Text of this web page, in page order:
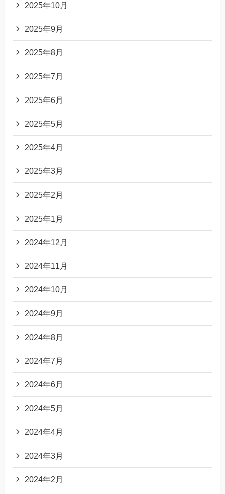
2025年10月
2025年9月
2025年8月
2025年7月
2025年6月
2025年5月
2025年4月
2025年3月
2025年2月
2025年1月
2024年12月
2024年11月
2024年10月
2024年9月
2024年8月
2024年7月
2024年6月
2024年5月
2024年4月
2024年3月
2024年2月